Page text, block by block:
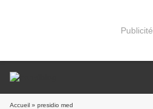
Publicité
Accueil » presidio med